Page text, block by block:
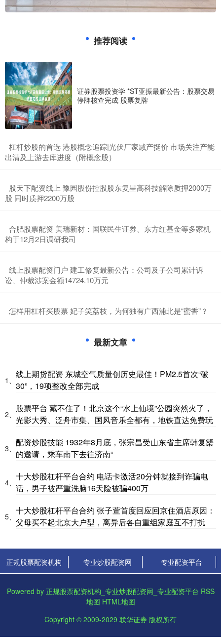
推荐阅读
证券股票投资学 *ST亚振最新公告：股票交易
停牌核查完成 股票复牌
​杠杆炒股的首选 港股概念追踪|光伏厂家减产挺价 市场关注产能
出清及上游去库进度（附概念股）
​股天下配资线上 豫园股份控股股东复星高科技解除质押2000万
股 同时质押2200万股
​合肥股票配资 美瑞新材：国联民生证券、东方红基金等多家机
构于12月2日调研我司
​线上股票配资门户 建工修复最新公告：公司及子公司累计诉
讼、仲裁涉案金额14724.10万元
​怎样用杠杆买股票 ​妃子笑荔枝，为何独有广西浦北是“蜜香”？
最新文章
1、
线上期货配资 东城空气质量创历史最佳！PM2.5首次“破
30”，19项整改全部完成
2、
股票平台 藏不住了！北京这个“水上仙境”公园突然火了，
光影大秀、泛舟市集、国风音乐全都有，地铁直达免费玩
3、
配资炒股技能 1932年8月底，张宗昌受山东省主席韩复榘
的邀请，乘车南下去往济南“
4、
十大炒股杠杆平台合约 电话卡激活20分钟就接到诈骗电
话，男子被严重洗脑16天险被骗400万
5、
十大炒股杠杆平台合约 张子萱首度回应回京住酒店原因：
父母买不起北京大户型，离异后各自重组家庭互不打扰
正规股票配资机构 专业炒股配资网 专业配资平台
Powered by 正规股票配资机构_专业炒股配资网_专业配资平台 RSS
地图 HTML地图
Copyright © 2009-2029 联华证券 版权所有